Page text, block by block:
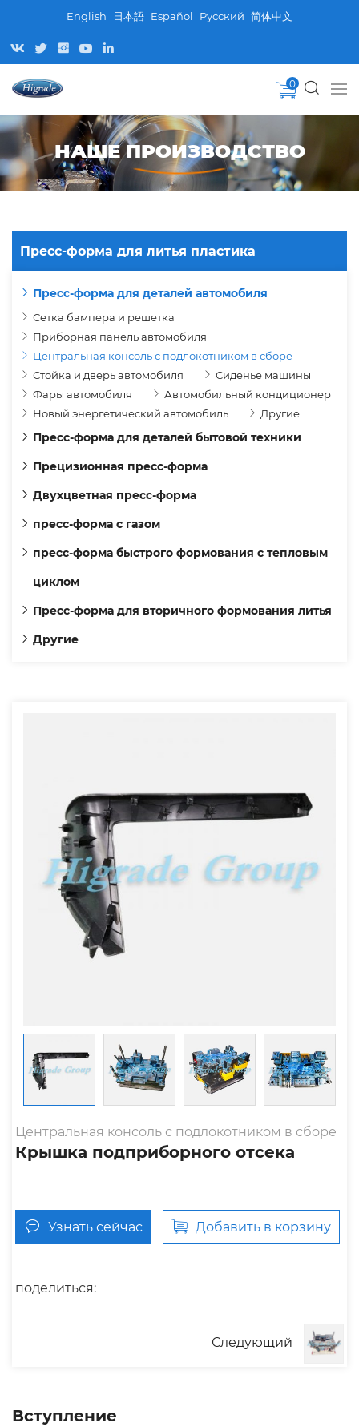
English 日本語 Español Pусский 简体中文
0
НАШЕ ПРОИЗВОДСТВО
Пресс-форма для литья пластика
Пресс-форма для деталей автомобиля
Сетка бампера и решетка
Приборная панель автомобиля
Центральная консоль с подлокотником в сборе
Стойка и дверь автомобиля
Сиденье машины
Фары автомобиля
Автомобильный кондиционер
Новый энергетический автомобиль
Другие
Пресс-форма для деталей бытовой техники
Прецизионная пресс-форма
Двухцветная пресс-форма
пресс-форма с газом
пресс-форма быстрого формования с тепловым
циклом
Пресс-форма для вторичного формования литья
Другие
Центральная консоль с подлокотником в сборе
Крышка подприборного отсека
Узнать сейчас Добавить в корзину
поделиться:
Следующий
Вступление